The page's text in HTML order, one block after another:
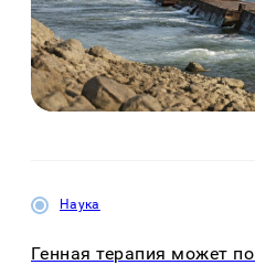
Наука
Генная терапия может